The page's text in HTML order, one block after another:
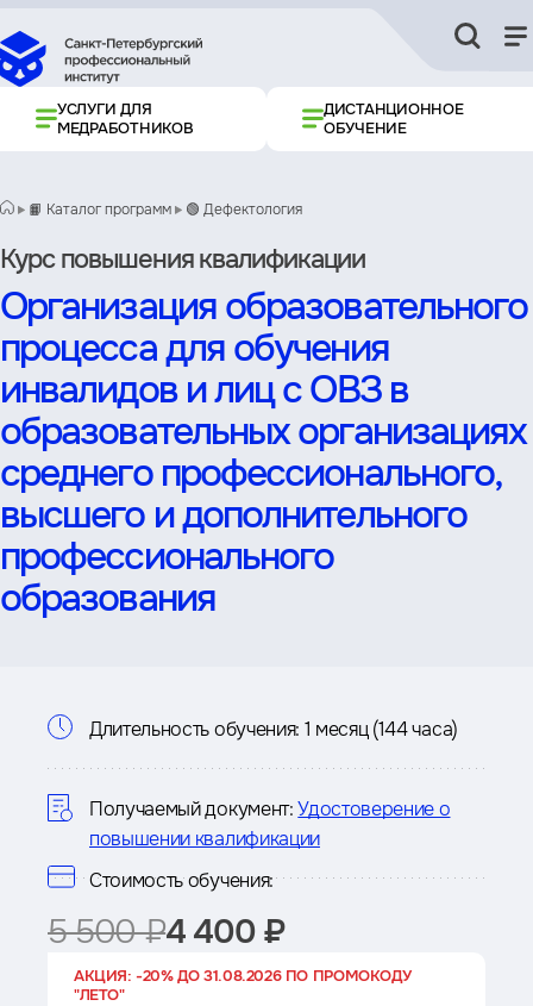
УСЛУГИ ДЛЯ
МЕДРАБОТНИКОВ
ДИСТАНЦИОННОЕ
ОБУЧЕНИЕ
📙 Каталог программ 🟢 Дефектология
Курс повышения квалификации
Организация образовательного
процесса для обучения
инвалидов и лиц с ОВЗ в
образовательных организациях
среднего профессионального,
высшего и дополнительного
профессионального
образования
Информация
о
курсе
Длительность обучения: 1 месяц (144 часа)
Получаемый документ: Удостоверение о
повышении квалификации
Стоимость обучения:
5 500 ₽4 400 ₽
АКЦИЯ: -20% ДО 31.08.2026 ПО ПРОМОКОДУ
"ЛЕТО"